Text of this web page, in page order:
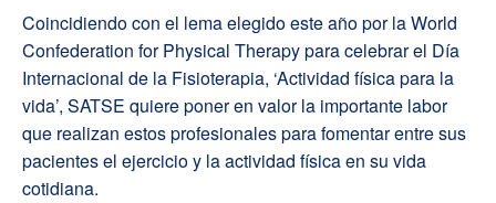
Coincidiendo con el lema elegido este año por la World
Confederation for Physical Therapy para celebrar el Día
Internacional de la Fisioterapia, ‘Actividad física para la
vida’, SATSE quiere poner en valor la importante labor
que realizan estos profesionales para fomentar entre sus
pacientes el ejercicio y la actividad física en su vida
cotidiana.